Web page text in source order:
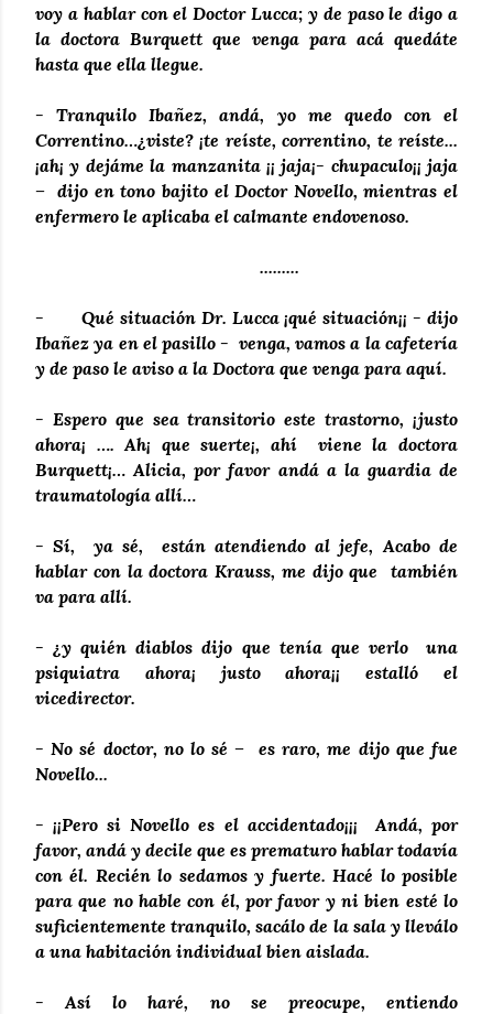
voy a hablar con el Doctor Lucca; y de paso le digo a
la doctora Burquett que venga para acá quedáte
hasta que ella llegue.
- Tranquilo Ibañez, andá, yo me quedo con el
Correntino…¿viste? ¡te reíste, correntino, te reíste...
¡ah¡ y dejáme la manzanita ¡¡ jaja¡- chupaculo¡¡ jaja
– dijo en tono bajito el Doctor Novello, mientras el
enfermero le aplicaba el calmante endovenoso.
.........
- Qué situación Dr. Lucca ¡qué situación¡¡ - dijo
Ibañez ya en el pasillo - venga, vamos a la cafetería
y de paso le aviso a la Doctora que venga para aquí.
- Espero que sea transitorio este trastorno, ¡justo
ahora¡ …. Ah¡ que suerte¡, ahí viene la doctora
Burquett¡… Alicia, por favor andá a la guardia de
traumatología allí…
- Sí, ya sé, están atendiendo al jefe, Acabo de
hablar con la doctora Krauss, me dijo que también
va para allí.
- ¿y quién diablos dijo que tenía que verlo una
psiquiatra ahora¡ justo ahora¡¡ estalló el
vicedirector.
- No sé doctor, no lo sé – es raro, me dijo que fue
Novello...
- ¡¡Pero si Novello es el accidentado¡¡¡ Andá, por
favor, andá y decile que es prematuro hablar todavía
con él. Recién lo sedamos y fuerte. Hacé lo posible
para que no hable con él, por favor y ni bien esté lo
suficientemente tranquilo, sacálo de la sala y lleválo
a una habitación individual bien aislada.
- Así lo haré, no se preocupe, entiendo